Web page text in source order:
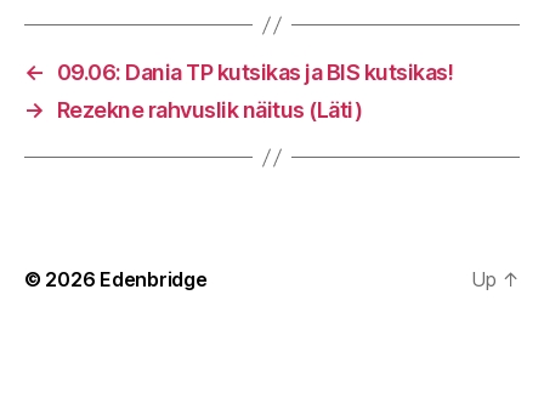
←
09.06: Dania TP kutsikas ja BIS kutsikas!
→
Rezekne rahvuslik näitus (Läti)
© 2026 Edenbridge Up ↑